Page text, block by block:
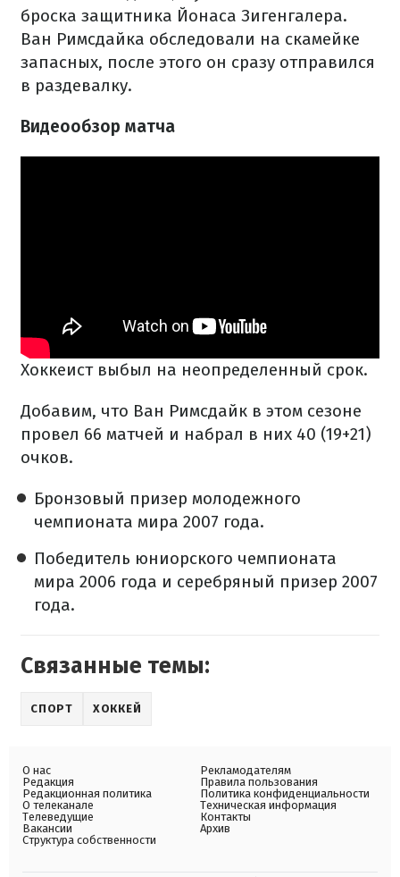
броска защитника Йонаса Зигенгалера.
Ван Римсдайка обследовали на скамейке
запасных, после этого он сразу отправился
в раздевалку.
Видеообзор матча
Хоккеист выбыл на неопределенный срок.
Добавим, что Ван Римсдайк в этом сезоне
провел 66 матчей и набрал в них 40 (19+21)
очков.
Бронзовый призер молодежного
чемпионата мира 2007 года.
Победитель юниорского чемпионата
мира 2006 года и серебряный призер 2007
года.
Связанные темы:
СПОРТ ХОККЕЙ
О нас
Редакция
Редакционная политика
О телеканале
Телеведущие
Вакансии
Структура собственности
Рекламодателям
Правила пользования
Политика конфиденциальности
Техническая информация
Контакты
Архив